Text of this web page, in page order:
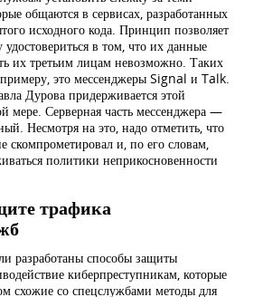
общаются в сервисах, разработанных
исходного кода. Принцип позволяет
в том, что их данные
их третьим лицам невозможно. Таких
это мессенджеры Signal и Talk.
Дурова придерживается этой
мере. Серверная часть мессенджера —
Несмотря на это, надо отметить, что
скомпрометировал и, по его словам,
политики неприкосновенности
трафика
разработаны способы защиты
киберпреступникам, которые
схожие со спецслужбами методы для